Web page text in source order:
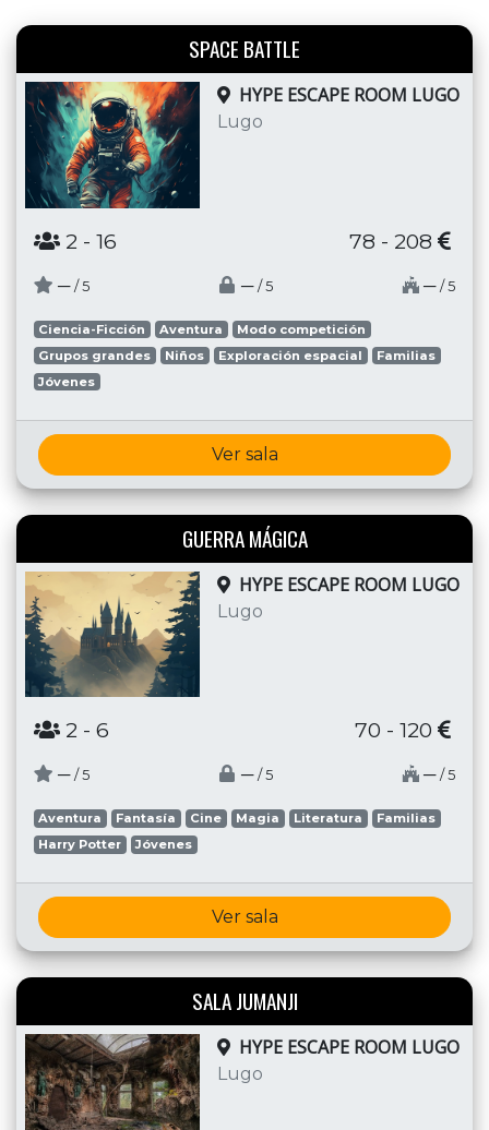
SPACE BATTLE
HYPE ESCAPE ROOM LUGO
Lugo
2 - 16 78 - 208
─ / 5 ─ / 5 ─ / 5
Ciencia-Ficción Aventura
Modo competición
Grupos grandes
Niños Exploración espacial
Familias
Jóvenes
Ver sala
GUERRA MÁGICA
HYPE ESCAPE ROOM LUGO
Lugo
2 - 6 70 - 120
─ / 5 ─ / 5 ─ / 5
Aventura Fantasía Cine Magia Literatura
Familias
Harry Potter
Jóvenes
Ver sala
SALA JUMANJI
HYPE ESCAPE ROOM LUGO
Lugo